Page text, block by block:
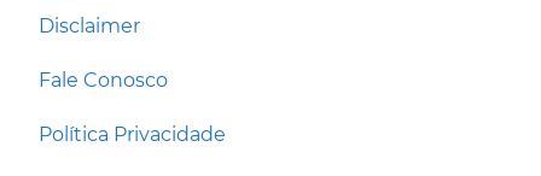
Disclaimer
Fale Conosco
Política Privacidade